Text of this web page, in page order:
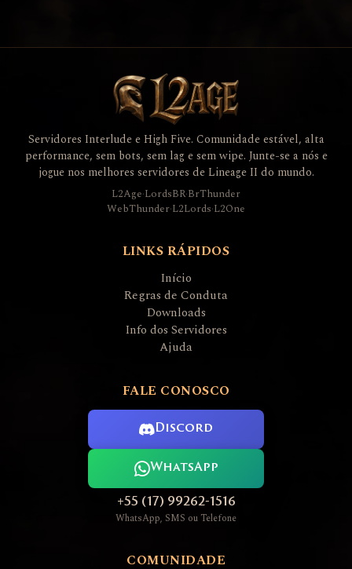
Servidores Interlude e High Five. Comunidade estável, alta
performance, sem bots, sem lag e sem wipe. Junte-se a nós e
jogue nos melhores servidores de Lineage II do mundo.
L2Age·LordsBR·BrThunder
WebThunder·L2Lords·L2One
LINKS RÁPIDOS
Início
Regras de Conduta
Downloads
Info dos Servidores
Ajuda
FALE CONOSCO
Discord
WhatsApp
+55 (17) 99262-1516
WhatsApp, SMS ou Telefone
COMUNIDADE